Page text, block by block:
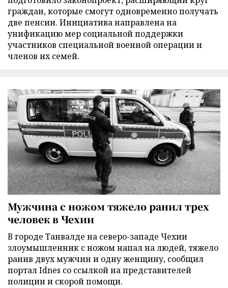
граждан, которые смогут одновременно получать
две пенсии. Инициатива направлена на
унификацию мер социальной поддержки
участников специальной военной операции и
членов их семей.
Мужчина с ножом тяжело ранил трех
человек в Чехии
В городе Танвалде на северо-западе Чехии
злоумышленник с ножом напал на людей, тяжело
ранив двух мужчин и одну женщину, сообщил
портал Idnes со ссылкой на представителей
полиции и скорой помощи.